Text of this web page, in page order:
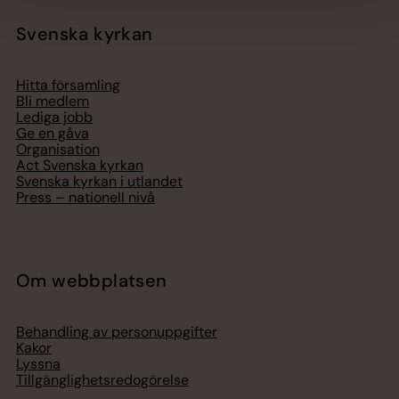
Svenska kyrkan
Hitta församling
Bli medlem
Lediga jobb
Ge en gåva
Organisation
Act Svenska kyrkan
Svenska kyrkan i utlandet
Press – nationell nivå
Om webbplatsen
Behandling av personuppgifter
Kakor
Lyssna
Tillgänglighetsredogörelse